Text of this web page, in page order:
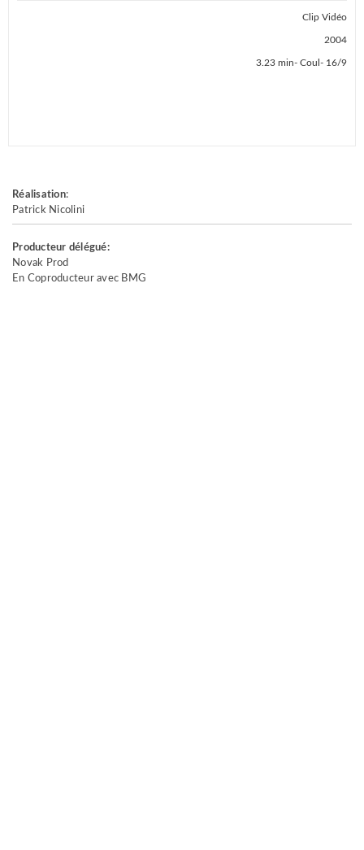
Réalisation:
Patrick Nicolini
Producteur délégué:
Novak Prod
En Coproducteur avec BMG
Clip Vidéo
2004
3.23 min- Coul- 16/9